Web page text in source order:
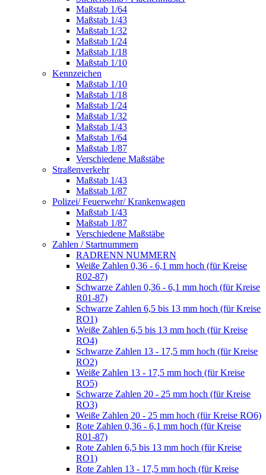
Maßstab 1/64
Maßstab 1/43
Maßstab 1/32
Maßstab 1/24
Maßstab 1/18
Maßstab 1/10
Kennzeichen
Maßstab 1/10
Maßstab 1/18
Maßstab 1/24
Maßstab 1/32
Maßstab 1/43
Maßstab 1/64
Maßstab 1/87
Verschiedene Maßstäbe
Straßenverkehr
Maßstab 1/43
Maßstab 1/87
Polizei/ Feuerwehr/ Krankenwagen
Maßstab 1/43
Maßstab 1/87
Verschiedene Maßstäbe
Zahlen / Startnummern
RADRENN NUMMERN
Weiße Zahlen 0,36 - 6,1 mm hoch (für Kreise
R02-87)
Schwarze Zahlen 0,36 - 6,1 mm hoch (für Kreise
R01-87)
Schwarze Zahlen 6,5 bis 13 mm hoch (für Kreise
RO1)
Weiße Zahlen 6,5 bis 13 mm hoch (für Kreise
RO4)
Schwarze Zahlen 13 - 17,5 mm hoch (für Kreise
RO2)
Weiße Zahlen 13 - 17,5 mm hoch (für Kreise
RO5)
Schwarze Zahlen 20 - 25 mm hoch (für Kreise
RO3)
Weiße Zahlen 20 - 25 mm hoch (für Kreise RO6)
Rote Zahlen 0,36 - 6,1 mm hoch (für Kreise
R01-87)
Rote Zahlen 6,5 bis 13 mm hoch (für Kreise
RO1)
Rote Zahlen 13 - 17,5 mm hoch (für Kreise